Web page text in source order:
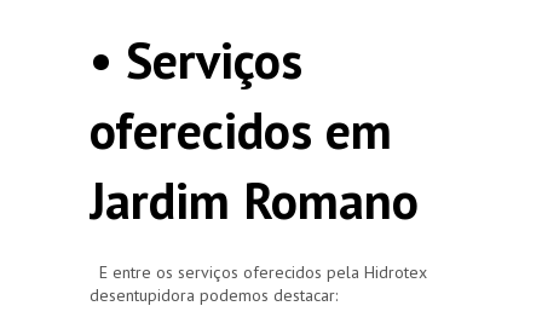
• Serviços
oferecidos em
Jardim Romano
E entre os serviços oferecidos pela Hidrotex
desentupidora podemos destacar: